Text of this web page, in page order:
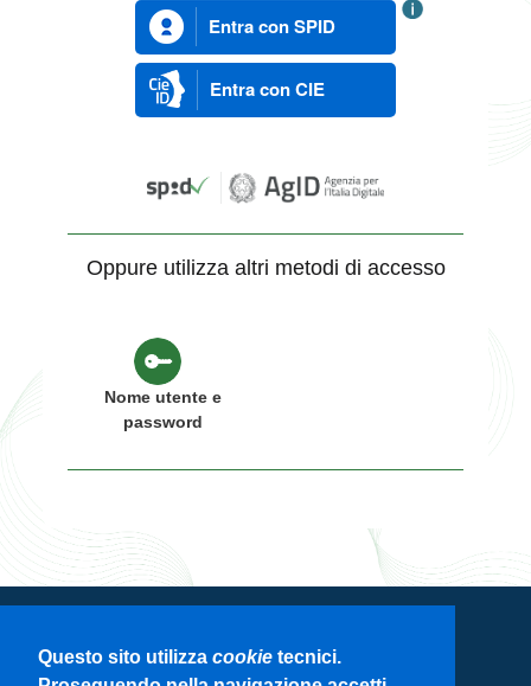
Questo sito utilizza cookie tecnici.
Entra con SPID
Entra con CIE
Oppure utilizza altri metodi di accesso
Nome utente e
password
Servizio di autenticazione di Regione
Lombardia